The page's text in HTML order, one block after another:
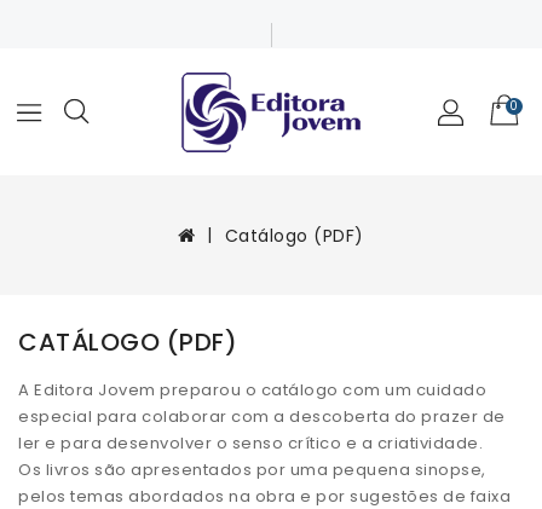
0
Catálogo (PDF)
CATÁLOGO (PDF)
A Editora Jovem preparou o catálogo com um cuidado
especial para colaborar com a descoberta do prazer de
ler e para desenvolver o senso crítico e a criatividade.
Os livros são apresentados por uma pequena sinopse,
pelos temas abordados na obra e por sugestões de faixa